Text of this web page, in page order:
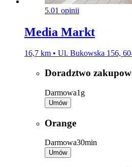
5.01 opinii
Media Markt
16,7 km • Ul. Bukowska 156,
Doradztwo
Darmowa1g
Umów
Orange
Darmowa30min
Umów